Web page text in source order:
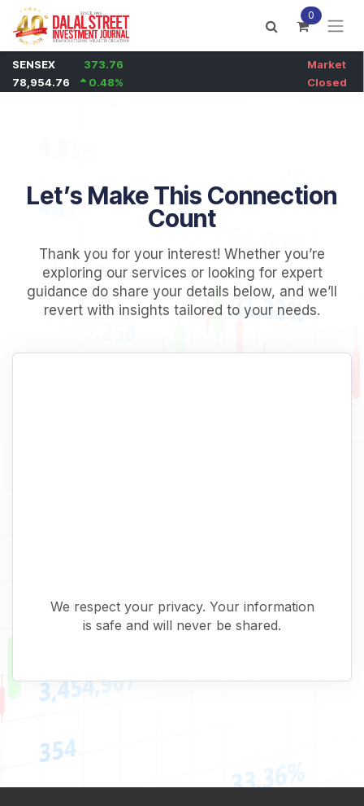
Skip to Content 0
Let’s Make This Connection
Count
Thank you for your interest! Whether you’re
exploring our services or looking for expert
guidance do share your details below, and we’ll
revert with insights tailored to your needs.
We respect your privacy. Your information
is safe and will never be shared.